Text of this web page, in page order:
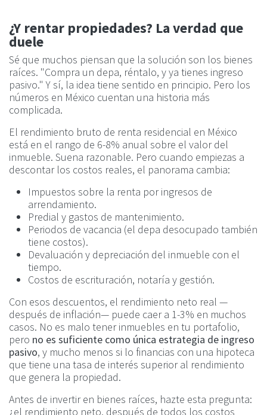
¿Y rentar propiedades? La verdad que
duele
Sé que muchos piensan que la solución son los bienes
raíces. "Compra un depa, réntalo, y ya tienes ingreso
pasivo." Y sí, la idea tiene sentido en principio. Pero los
números en México cuentan una historia más
complicada.
El rendimiento bruto de renta residencial en México
está en el rango de 6-8% anual sobre el valor del
inmueble. Suena razonable. Pero cuando empiezas a
descontar los costos reales, el panorama cambia:
Impuestos sobre la renta por ingresos de
arrendamiento.
Predial y gastos de mantenimiento.
Periodos de vacancia (el depa desocupado también
tiene costos).
Devaluación y depreciación del inmueble con el
tiempo.
Costos de escrituración, notaría y gestión.
Con esos descuentos, el rendimiento neto real —
después de inflación— puede caer a 1-3% en muchos
casos. No es malo tener inmuebles en tu portafolio,
pero no es suficiente como única estrategia de ingreso
pasivo, y mucho menos si lo financias con una hipoteca
que tiene una tasa de interés superior al rendimiento
que genera la propiedad.
Antes de invertir en bienes raíces, hazte esta pregunta:
¿el rendimiento neto, después de todos los costos